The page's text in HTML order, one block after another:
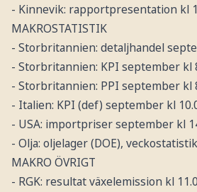
- Kinnevik: rapportpresentation kl
MAKROSTATISTIK
- Storbritannien: detaljhandel
- Storbritannien: KPI september kl
- Storbritannien: PPI september kl
- Italien: KPI (def) september kl
- USA: importpriser september kl
- Olja: oljelager (DOE),
MAKRO ÖVRIGT
- RGK: resultat växelemission kl